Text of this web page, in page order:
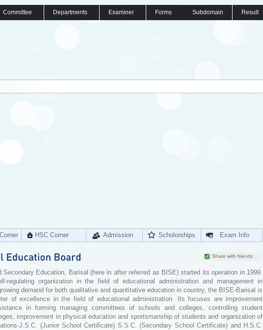
Committee Departments Examiner Forms Subdomain Result
HSC Corner Admission Scholorships Exam Info
Share with friends
Secondary Education, Barisal (here in after referred as BISE) started its operation in 1999.
regulating organization in the field of educational administration and management in
demand for both qualitative and quantitative education in country, the BISE-Barisal is
of excellence in the field of educational administration. Its focuses are improvement
in forming managing committees of schools and colleges, controlling student
improvement in physical education and sportsmanship of students and organization of
J.S.C. (Junior School Certificate) S.S.C. (Secondary School Certificate) and H.S.C.